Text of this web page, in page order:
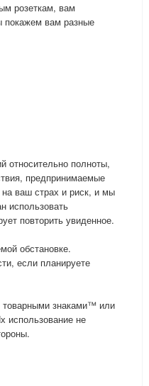
розеткам, вам
покажем вам разные
относительно полноты,
предпринимаемые
ваш страх и риск, и мы
использовать
повторить увиденное.
обстановке.
если планируете
товарными знаками™ или
использование не